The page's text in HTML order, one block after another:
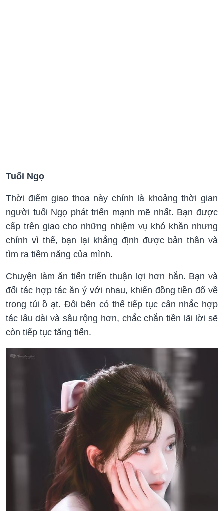
Tuổi Ngọ
Thời điểm giao thoa này chính là khoảng thời gian
người tuổi Ngọ phát triển mạnh mẽ nhất. Bạn được
cấp trên giao cho những nhiệm vụ khó khăn nhưng
chính vì thế, bạn lại khẳng định được bản thân và
tìm ra tiềm năng của mình.
Chuyện làm ăn tiến triển thuận lợi hơn hẳn. Bạn và
đối tác hợp tác ăn ý với nhau, khiến đồng tiền đổ về
trong túi ồ ạt. Đôi bên có thể tiếp tục cân nhắc hợp
tác lâu dài và sâu rộng hơn, chắc chắn tiền lãi lời sẽ
còn tiếp tục tăng tiến.